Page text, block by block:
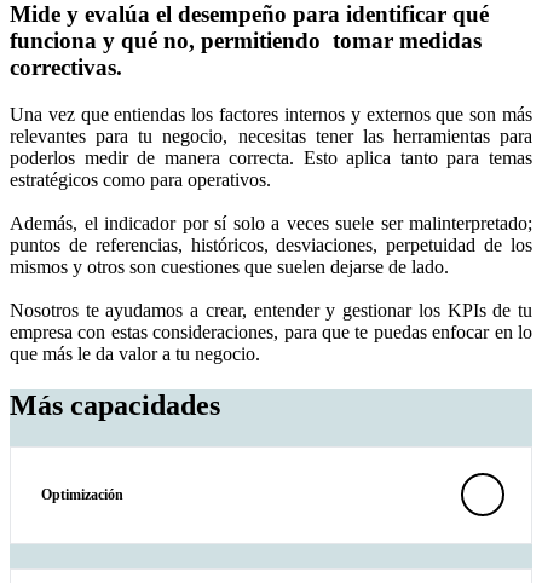
Mide y evalúa el desempeño para identificar qué
funciona y qué no, permitiendo tomar medidas
correctivas.
Una vez que entiendas los factores internos y externos que son más
relevantes para tu negocio, necesitas tener las herramientas para
poderlos medir de manera correcta. Esto aplica tanto para temas
estratégicos como para operativos.
Además, el indicador por sí solo a veces suele ser malinterpretado;
puntos de referencias, históricos, desviaciones, perpetuidad de los
mismos y otros son cuestiones que suelen dejarse de lado.
Nosotros te ayudamos a crear, entender y gestionar los KPIs de tu
empresa con estas consideraciones, para que te puedas enfocar en lo
que más le da valor a tu negocio.
Más capacidades
Optimización